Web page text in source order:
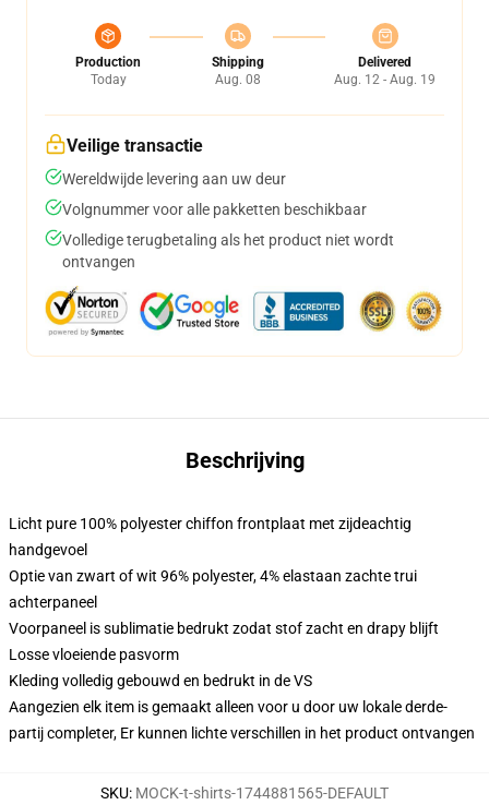
Production
Today
Shipping
Aug. 08
Delivered
Aug. 12 - Aug. 19
Veilige transactie
Wereldwijde levering aan uw deur
Volgnummer voor alle pakketten beschikbaar
Volledige terugbetaling als het product niet wordt
ontvangen
Beschrijving
Licht pure 100% polyester chiffon frontplaat met zijdeachtig
handgevoel
Optie van zwart of wit 96% polyester, 4% elastaan zachte trui
achterpaneel
Voorpaneel is sublimatie bedrukt zodat stof zacht en drapy blijft
Losse vloeiende pasvorm
Kleding volledig gebouwd en bedrukt in de VS
Aangezien elk item is gemaakt alleen voor u door uw lokale derde-
partij completer, Er kunnen lichte verschillen in het product ontvangen
SKU: MOCK-t-shirts-1744881565-DEFAULT